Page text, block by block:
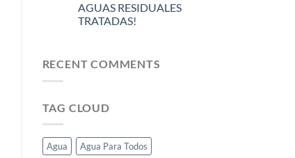
AGUAS RESIDUALES
TRATADAS!
RECENT COMMENTS
TAG CLOUD
Agua
Agua Para Todos